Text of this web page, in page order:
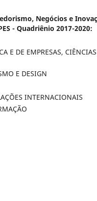
Negócios e
- Quadriênio 2017-2020:
E DE EMPRESAS,
E DESIGN
INTERNACIONAIS